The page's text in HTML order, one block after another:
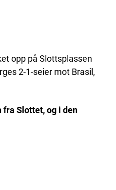
opp på Slottsplassen
2-1-seier mot Brasil,
Slottet, og i den